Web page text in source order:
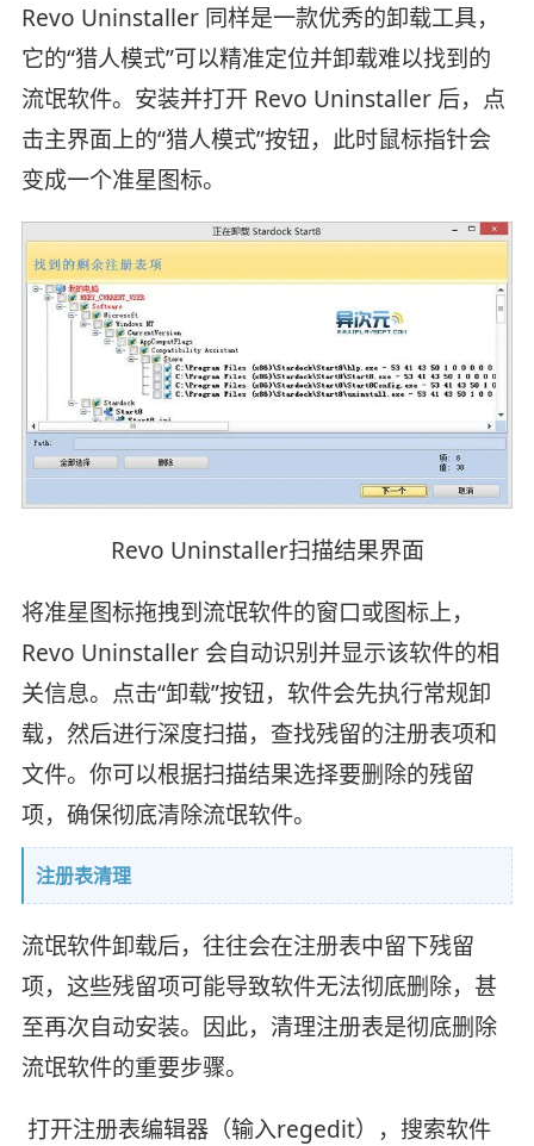
Revo Uninstaller 同样是一款优秀的卸载工具，
它的“猎人模式”可以精准定位并卸载难以找到的
流氓软件。安装并打开 Revo Uninstaller 后，点
击主界面上的“猎人模式”按钮，此时鼠标指针会
变成一个准星图标。
Revo Uninstaller扫描结果界面
将准星图标拖拽到流氓软件的窗口或图标上，
Revo Uninstaller 会自动识别并显示该软件的相
关信息。点击“卸载”按钮，软件会先执行常规卸
载，然后进行深度扫描，查找残留的注册表项和
文件。你可以根据扫描结果选择要删除的残留
项，确保彻底清除流氓软件。
注册表清理
流氓软件卸载后，往往会在注册表中留下残留
项，这些残留项可能导致软件无法彻底删除，甚
至再次自动安装。因此，清理注册表是彻底删除
流氓软件的重要步骤。
打开注册表编辑器（输入regedit），搜索软件